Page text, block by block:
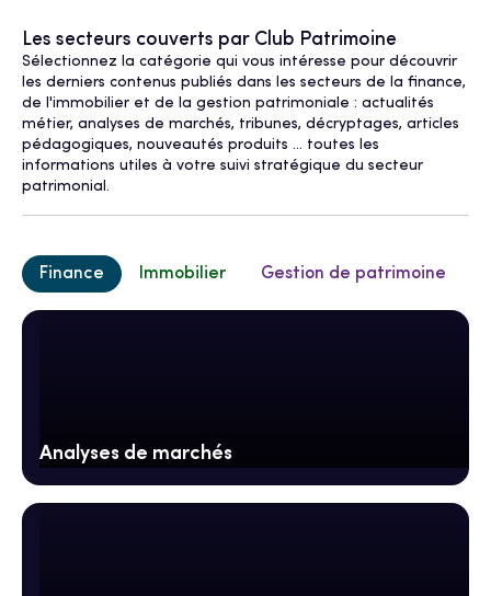
Les secteurs couverts par Club Patrimoine
Sélectionnez la catégorie qui vous intéresse pour découvrir
les derniers contenus publiés dans les secteurs de la finance,
de l'immobilier et de la gestion patrimoniale : actualités
métier, analyses de marchés, tribunes, décryptages, articles
pédagogiques, nouveautés produits ... toutes les
informations utiles à votre suivi stratégique du secteur
patrimonial.
Finance Immobilier Gestion de patrimoine
Analyses de marchés